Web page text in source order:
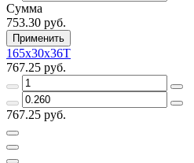
Сумма
753.30 руб.
Применить
165х30х36Т
767.25 руб.
767.25 руб.